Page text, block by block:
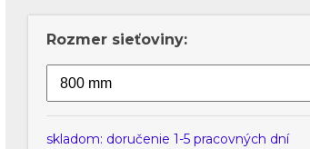
Rozmer sieťoviny:
skladom: doručenie 1-5 pracovných dní